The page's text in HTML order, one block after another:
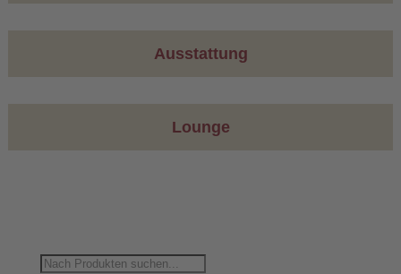
Ausstattung
Lounge
Products